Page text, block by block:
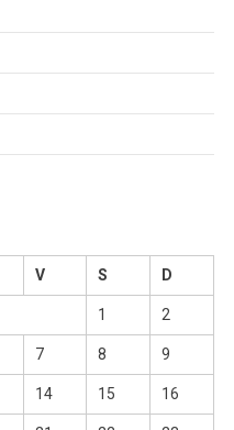
V S D
1 2
7 8 9
14 15 16